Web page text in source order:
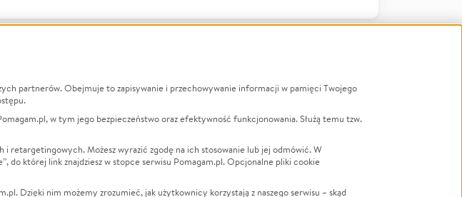
Zbieraj na
Leczenie
Zwierzęta
Pożar
LGBTQ+
Powódź
Wichura
partnerów. Obejmuje to zapisywanie i przechowywanie informacji w pamięci Twojego
w tym jego bezpieczeństwo oraz efektywność funkcjonowania. Służą temu tzw.
retargetingowych. Możesz wyrazić zgodę na ich stosowanie lub jej odmówić. W
do której link znajdziesz w stopce serwisu Pomagam.pl. Opcjonalne pliki cookie
Dzięki nim możemy zrozumieć, jak użytkownicy korzystają z naszego serwisu – skąd